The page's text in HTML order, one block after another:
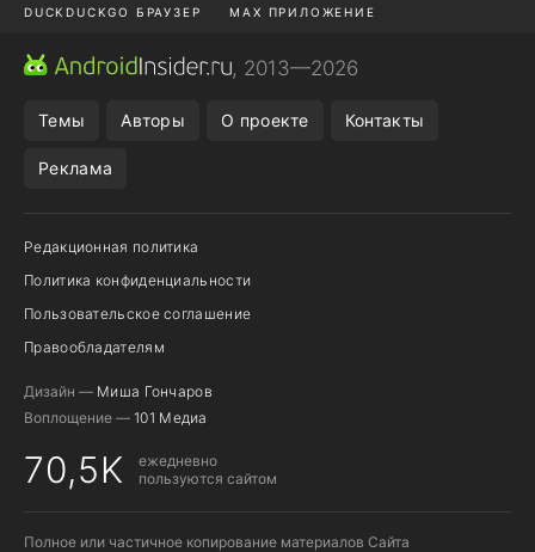
DUCKDUCKGO БРАУЗЕР MAX ПРИЛОЖЕНИЕ
ПРИЛОЖЕНИЯ ANDROID
, 2013—2026
Темы Авторы О проекте Контакты
Реклама
Редакционная политика
Политика конфиденциальности
Пользовательское соглашение
Правообладателям
Дизайн — Миша Гончаров
Воплощение — 101 Медиа
70,5K
ежедневно
пользуются сайтом
Полное или частичное копирование материалов Сайта